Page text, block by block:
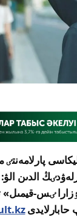
الدىن الۋ:
ٸس-قيمىل»